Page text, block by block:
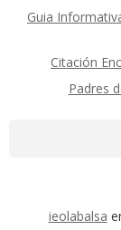
Guia
Citación
Padres
ieolabalsa